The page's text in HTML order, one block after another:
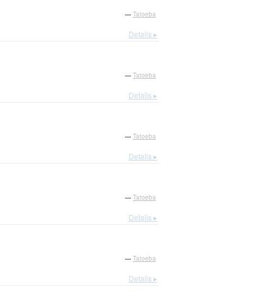
— Tatoeba
Details ▸
— Tatoeba
Details ▸
— Tatoeba
Details ▸
— Tatoeba
Details ▸
— Tatoeba
Details ▸